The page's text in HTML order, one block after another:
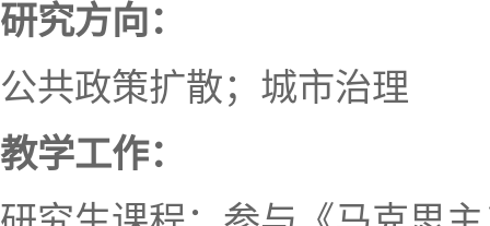
研究方向：
公共政策扩散；城市治理
教学工作：